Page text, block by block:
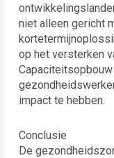
niet alleen gericht
op het versterken
impact te hebben.
Conclusie
De